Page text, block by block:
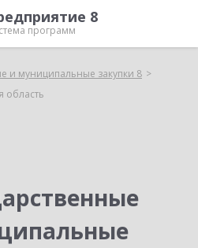
8
программ
и муниципальные закупки 8
область